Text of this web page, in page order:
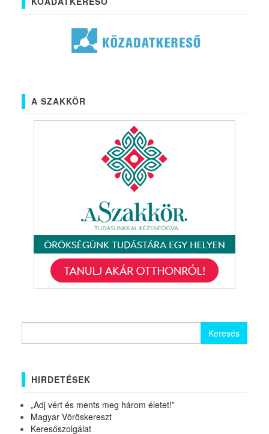
A SZAKKÖR
HIRDETÉSEK
„Adj vért és ments meg három életet!”
Magyar Vöröskereszt
Keresőszolgálat